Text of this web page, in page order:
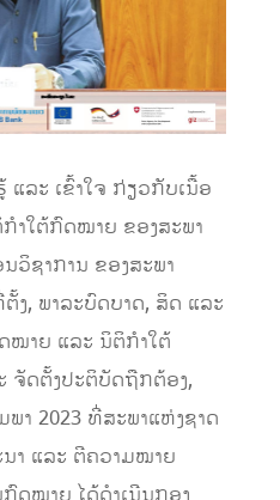
ແລະ ເຂົ້າໃຈ ກ່ຽວກັບເນື້ອ
າໃຕ້ກົດໝາຍ ຂອງສະພາ
ວິຊາການ ຂອງສະພາ
ງ, ພາລະບົດບາດ, ສິດ ແລະ
ໝາຍ ແລະ ນິຕິກໍາໃຕ້
ຈັດຕັ້ງປະຕິບັດຖືກຕ້ອງ,
າ 2023 ທີ່ສະພາແຫ່ງຊາດ
າ ແລະ ຕີຄວາມໝາຍ